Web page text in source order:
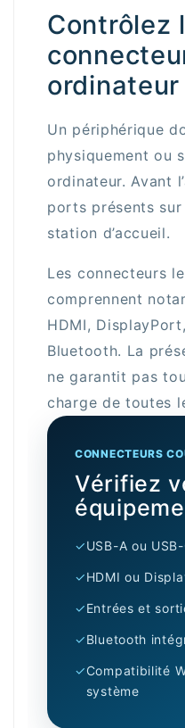
Contrôlez
ordinateur
Un périphérique
physiquement ou
ordinateur. Avant
ports présents sur
station d’accueil.
Les connecteurs
comprennent
HDMI,
Bluetooth. La
ne garantit pas
charge de toutes
CONNECTEURS
Vérifiez
✓USB-A ou
✓HDMI ou
✓Entrées et
✓Bluetooth
✓Compatibilité
système